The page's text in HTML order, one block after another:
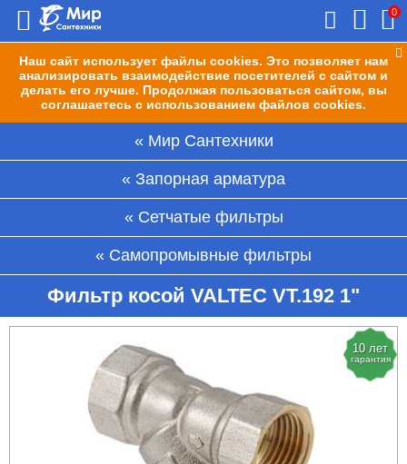
Наш сайт использует файлы cookies. Это позволяет нам
анализировать взаимодействие посетителей с сайтом и
делать его лучше. Продолжая пользоваться сайтом, вы
соглашаетесь с использованием файлов cookies.
0
Мир Сантехники
Запорная арматура
Сетчатые фильтры
Самопромывные фильтры
Фильтр косой VALTEC VT.192 1"
10 лет
гарантия